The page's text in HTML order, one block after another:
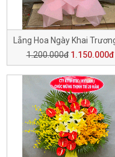
1.200.000đ 1.150.000đ